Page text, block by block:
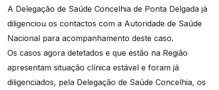
A Delegação de Saúde Concelhia de Ponta Delgada já
diligenciou os contactos com a Autoridade de Saúde
Nacional para acompanhamento deste caso.
Os casos agora detetados e que estão na Região
apresentam situação clínica estável e foram já
diligenciados, pela Delegação de Saúde Concelhia, os